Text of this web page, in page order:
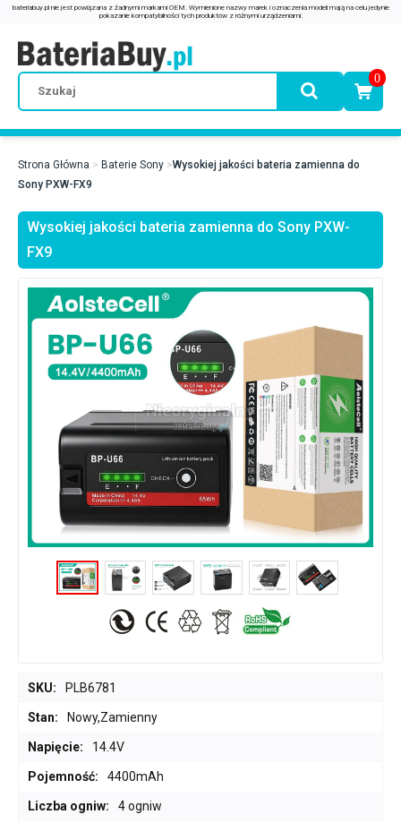
0
Strona Główna Baterie Sony
Wysokiej jakości bateria zamienna do
Sony PXW-FX9
Wysokiej jakości bateria zamienna do Sony PXW-
FX9
SKU: PLB6781
Stan: Nowy,Zamienny
Napięcie: 14.4V
Pojemność: 4400mAh
Liczba ogniw: 4 ogniw